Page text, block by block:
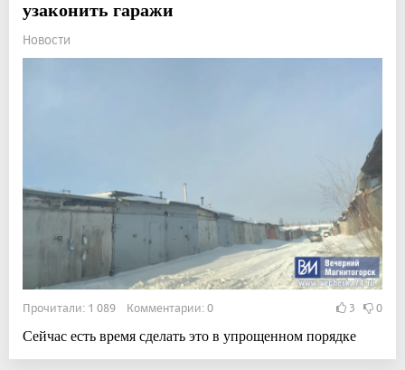
узаконить гаражи
Новости
Прочитали: 1 089 Комментарии: 0 3 0
Сейчас есть время сделать это в упрощенном порядке